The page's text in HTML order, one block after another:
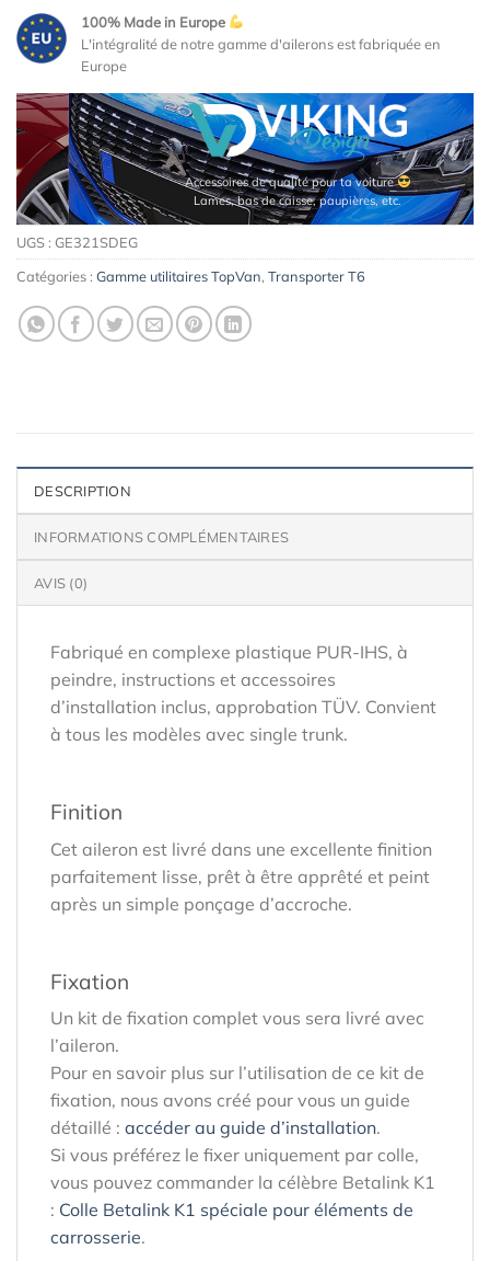
100% Made in Europe
L'intégralité de notre gamme d'ailerons est fabriquée en
Europe
Accessoires de qualité pour ta voiture
Lames, bas de caisse, paupières, etc.
UGS : GE321SDEG
Catégories : Gamme utilitaires TopVan, Transporter T6
DESCRIPTION
INFORMATIONS COMPLÉMENTAIRES
AVIS (0)
Fabriqué en complexe plastique PUR-IHS, à
peindre, instructions et accessoires
d’installation inclus, approbation TÜV. Convient
à tous les modèles avec single trunk.
Finition
Cet aileron est livré dans une excellente finition
parfaitement lisse, prêt à être apprêté et peint
après un simple ponçage d’accroche.
Fixation
Un kit de fixation complet vous sera livré avec
l’aileron.
Pour en savoir plus sur l’utilisation de ce kit de
fixation, nous avons créé pour vous un guide
détaillé : accéder au guide d’installation.
Si vous préférez le fixer uniquement par colle,
vous pouvez commander la célèbre Betalink K1
: Colle Betalink K1 spéciale pour éléments de
carrosserie.